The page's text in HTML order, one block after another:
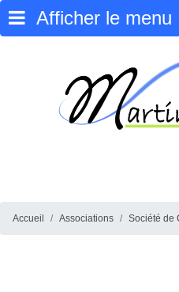
Afficher le menu
Accueil Associations Société de